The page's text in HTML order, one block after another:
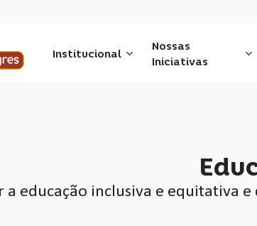
Institucional
Nossas
Iniciativas
a educação inclusiva e equitativa